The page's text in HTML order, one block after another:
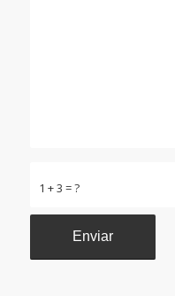
1 + 3 = ?